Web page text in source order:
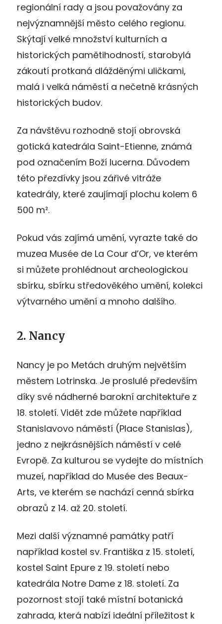
regionální rady a jsou považovány za
nejvýznamnější město celého regionu.
Skýtají velké množství kulturních a
historických pamětihodností, starobylá
zákoutí protkaná dlážděnými uličkami,
malá i velká náměstí a nečetně krásných
historických budov.
Za návštěvu rozhodně stojí obrovská
gotická katedrála Saint-Etienne, známá
pod označením Boží lucerna. Důvodem
této přezdívky jsou zářivé vitráže
katedrály, které zaujímají plochu kolem 6
500 m².
Pokud vás zajímá umění, vyrazte také do
muzea Musée de La Cour d’Or, ve kterém
si můžete prohlédnout archeologickou
sbírku, sbírku středověkého umění, kolekci
výtvarného umění a mnoho dalšího.
2. Nancy
Nancy je po Metách druhým největším
městem Lotrinska. Je proslulé především
díky své nádherné barokní architektuře z
18. století. Vidět zde můžete například
Stanislavovo náměstí (Place Stanislas),
jedno z nejkrásnějších náměstí v celé
Evropě. Za kulturou se vydejte do místních
muzeí, například do Musée des Beaux-
Arts, ve kterém se nachází cenná sbírka
obrazů z 14. až 20. století.
Mezi další významné památky patří
například kostel sv. Františka z 15. století,
kostel Saint Epure z 19. století nebo
katedrála Notre Dame z 18. století. Za
pozornost stojí také místní botanická
zahrada, která nabízí ideální příležitost k